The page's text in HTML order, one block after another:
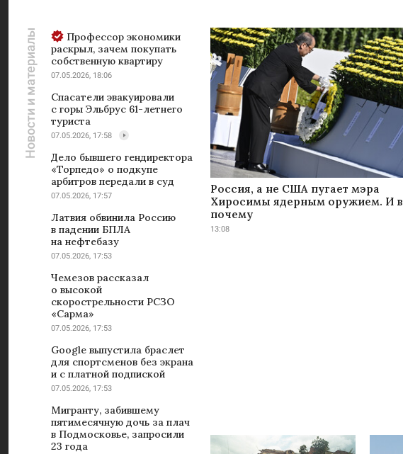
Новости и материалы
Профессор экономики
раскрыл, зачем покупать
собственную квартиру
07.05.2026, 18:06
Спасатели эвакуировали
с горы Эльбрус 61-летнего
туриста
07.05.2026, 17:58
Дело бывшего гендиректора
«Торпедо» о подкупе
арбитров передали в суд
07.05.2026, 17:57
Латвия обвинила Россию
в падении БПЛА
на нефтебазу
07.05.2026, 17:53
Чемезов рассказал
о высокой
скорострельности РСЗО
«Сарма»
07.05.2026, 17:53
Google выпустила браслет
для спортсменов без экрана
и с платной подпиской
07.05.2026, 17:53
Мигранту, забившему
пятимесячную дочь за плач
в Подмосковье, запросили
23 года
Россия, а не США пугает мэра
Хиросимы ядерным оружием. И
почему
13:08